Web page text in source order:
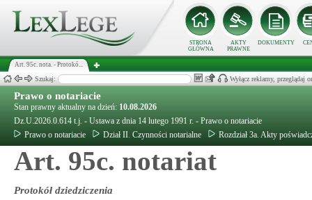
STRONA
GŁÓWNA
AKTY
PRAWNE
DOKUMENTY
Art. 95c. nota. - Protokó...
Szukaj: Wyłącz reklamy, przeglądaj
Prawo o notariacie
Stan prawny aktualny na dzień: 10.08.2026
Dz.U.2026.0.614 t.j. - Ustawa z dnia 14 lutego 1991 r. - Prawo o notariacie
Prawo o notariacie
Dział II. Czynności notarialne Rozdział 3a. Akty
Art. 95c. notariat
Protokół dziedziczenia